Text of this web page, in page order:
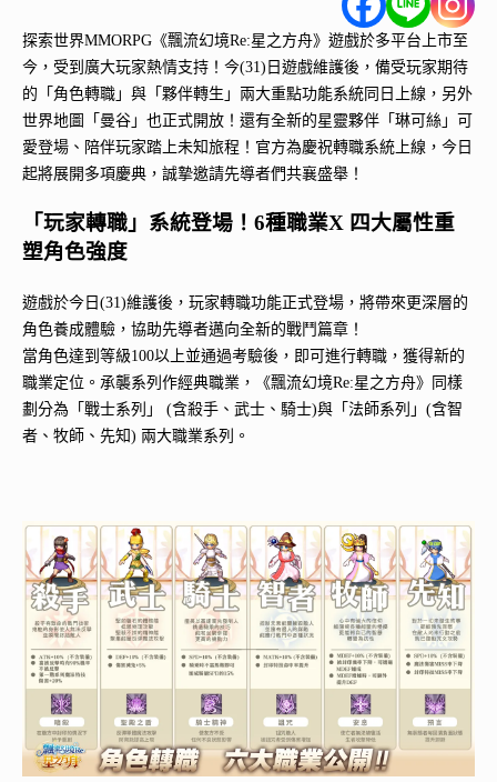
探索世界MMORPG《飄流幻境Re:星之方舟》遊戲於多平台上市至
今，受到廣大玩家熱情支持！今(31)日遊戲維護後，備受玩家期待
的「角色轉職」與「夥伴轉生」兩大重點功能系統同日上線，另外
世界地圖「曼谷」也正式開放！還有全新的星靈夥伴「琳可絲」可
愛登場、陪伴玩家踏上未知旅程！官方為慶祝轉職系統上線，今日
起將展開多項慶典，誠摯邀請先導者們共襄盛舉！
「玩家轉職」系統登場！6種職業X 四大屬性重
塑角色強度
遊戲於今日(31)維護後，玩家轉職功能正式登場，將帶來更深層的
角色養成體驗，協助先導者邁向全新的戰鬥篇章！
當角色達到等級100以上並通過考驗後，即可進行轉職，獲得新的
職業定位。承襲系列作經典職業，《飄流幻境Re:星之方舟》同樣
劃分為「戰士系列」 (含殺手、武士、騎士)與「法師系列」(含智
者、牧師、先知) 兩大職業系列。